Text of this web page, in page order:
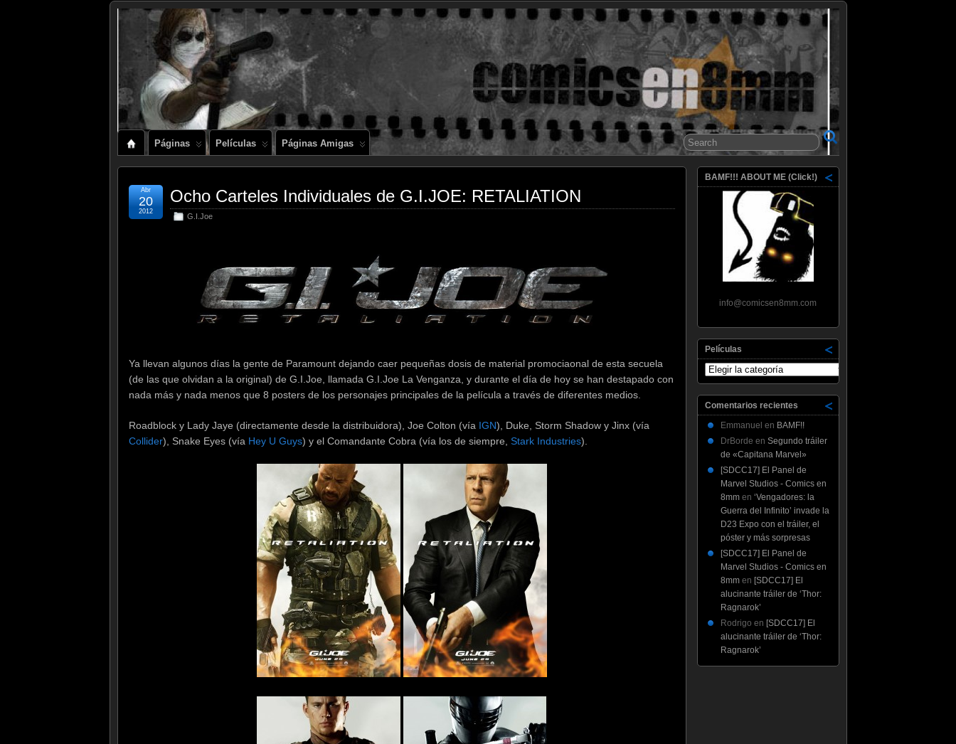
Comics en 8mm
Páginas Películas Páginas Amigas
Ocho Carteles Individuales de G.I.JOE: RETALIATION
G.I.Joe
Abr
20
2012
Ya llevan algunos días la gente de Paramount dejando caer pequeñas dosis de material promociaonal de esta secuela
(de las que olvidan a la original) de G.I.Joe, llamada G.I.Joe La Venganza, y durante el día de hoy se han destapado con
nada más y nada menos que 8 posters de los personajes principales de la película a través de diferentes medios.
Roadblock y Lady Jaye (directamente desde la distribuidora), Joe Colton (vía IGN), Duke, Storm Shadow y Jinx (vía
Collider), Snake Eyes (vía Hey U Guys) y el Comandante Cobra (vía los de siempre, Stark Industries).
BAMF!!! ABOUT ME (Click!)
info@comicsen8mm.com
Películas
Películas
Comentarios recientes
Emmanuel en BAMF!!
DrBorde en Segundo tráiler
de «Capitana Marvel»
[SDCC17] El Panel de
Marvel Studios - Comics en
8mmen ‘Vengadores: la
Guerra del Infinito’ invade la
D23 Expo con el tráiler, el
póster y más sorpresas
[SDCC17] El Panel de
Marvel Studios - Comics en
8mmen [SDCC17] El
alucinante tráiler de ‘Thor:
Ragnarok’
Rodrigo en [SDCC17] El
alucinante tráiler de ‘Thor:
Ragnarok’